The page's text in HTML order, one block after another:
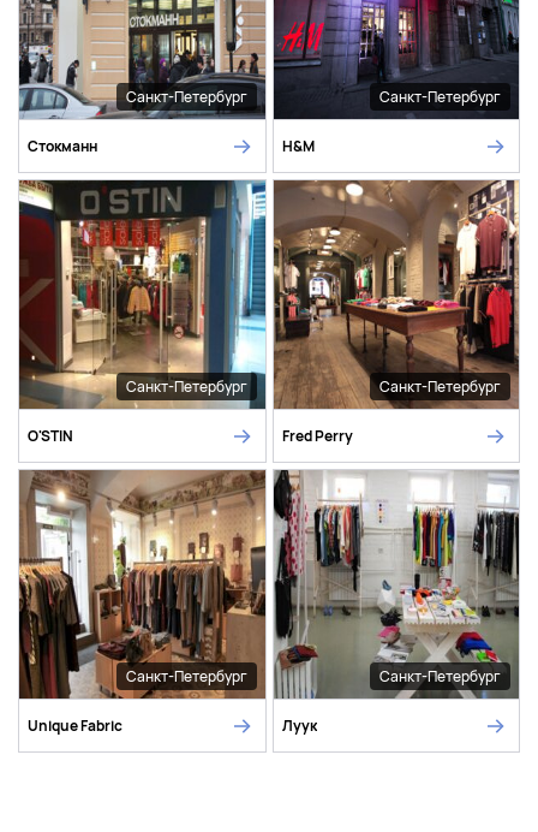
Санкт-Петербург
Стокманн
Санкт-Петербург
H&M
Санкт-Петербург
O'STIN
Санкт-Петербург
Fred Perry
Санкт-Петербург
Unique Fabric
Санкт-Петербург
Луук